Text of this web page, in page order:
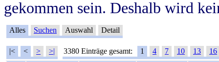
gekommen sein. Deshalb wird
Alles Suchen Auswahl Detail
|< < > >| 3380 Einträge gesamt: 1 4 7 10 13
16